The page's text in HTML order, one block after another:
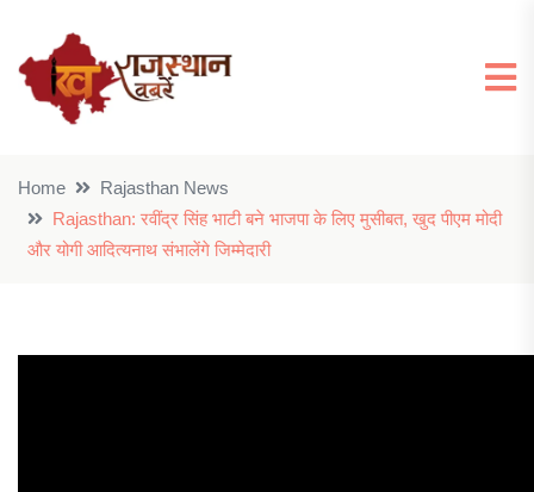
Home
Rajasthan News
Rajasthan: रवींद्र सिंह भाटी बने भाजपा के लिए मुसीबत, खुद पीएम मोदी
और योगी आदित्यनाथ संभालेंगे जिम्मेदारी